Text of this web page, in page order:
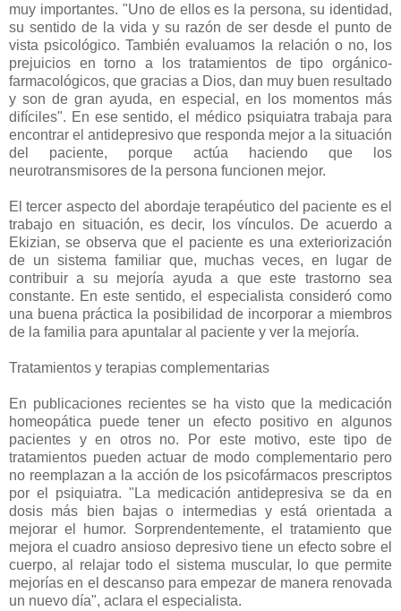
muy importantes. "Uno de ellos es la persona, su identidad,
su sentido de la vida y su razón de ser desde el punto de
vista psicológico. También evaluamos la relación o no, los
prejuicios en torno a los tratamientos de tipo orgánico-
farmacológicos, que gracias a Dios, dan muy buen resultado
y son de gran ayuda, en especial, en los momentos más
difíciles". En ese sentido, el médico psiquiatra trabaja para
encontrar el antidepresivo que responda mejor a la situación
del paciente, porque actúa haciendo que los
neurotransmisores de la persona funcionen mejor.
El tercer aspecto del abordaje terapéutico del paciente es el
trabajo en situación, es decir, los vínculos. De acuerdo a
Ekizian, se observa que el paciente es una exteriorización
de un sistema familiar que, muchas veces, en lugar de
contribuir a su mejoría ayuda a que este trastorno sea
constante. En este sentido, el especialista consideró como
una buena práctica la posibilidad de incorporar a miembros
de la familia para apuntalar al paciente y ver la mejoría.
Tratamientos y terapias complementarias
En publicaciones recientes se ha visto que la medicación
homeopática puede tener un efecto positivo en algunos
pacientes y en otros no. Por este motivo, este tipo de
tratamientos pueden actuar de modo complementario pero
no reemplazan a la acción de los psicofármacos prescriptos
por el psiquiatra. "La medicación antidepresiva se da en
dosis más bien bajas o intermedias y está orientada a
mejorar el humor. Sorprendentemente, el tratamiento que
mejora el cuadro ansioso depresivo tiene un efecto sobre el
cuerpo, al relajar todo el sistema muscular, lo que permite
mejorías en el descanso para empezar de manera renovada
un nuevo día", aclara el especialista.